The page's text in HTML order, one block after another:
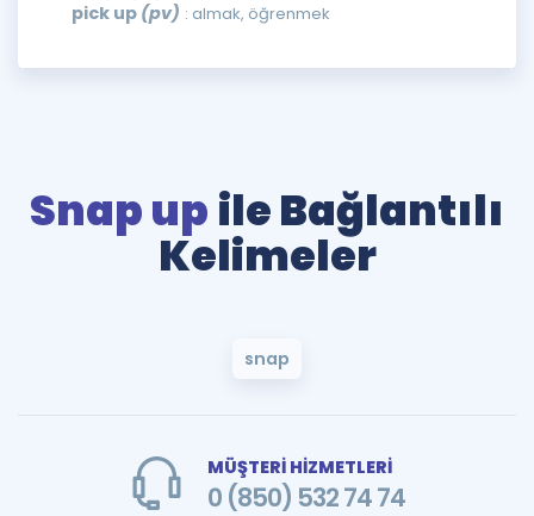
pick up (pv) : almak, öğrenmek
Snap up ile Bağlantılı
Kelimeler
snap
MÜŞTERİ HİZMETLERİ
0 (850) 532 74 74